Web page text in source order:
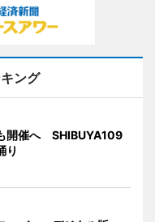
ング
開催へ SHIBUYA109
り